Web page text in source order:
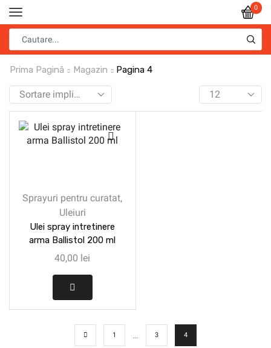
0
Prima Pagină Magazin Pagina 4
Sprayuri pentru curatat,
Uleiuri
Ulei spray intretinere
arma Ballistol 200 ml
40,00 lei
1 … 3 4